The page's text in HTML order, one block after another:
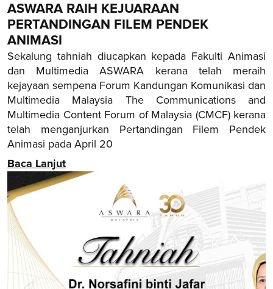
ASWARA RAIH KEJUARAAN
PERTANDINGAN FILEM PENDEK
ANIMASI
Sekalung tahniah diucapkan kepada Fakulti Animasi
dan Multimedia ASWARA kerana telah meraih
kejayaan sempena Forum Kandungan Komunikasi dan
Multimedia Malaysia The Communications and
Multimedia Content Forum of Malaysia (CMCF) kerana
telah menganjurkan Pertandingan Filem Pendek
Animasi pada April 20
Baca Lanjut